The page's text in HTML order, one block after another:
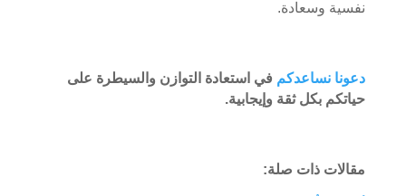
نفسية وسعادة.
دعونا نساعدكم في استعادة التوازن والسيطرة على
حياتكم بكل ثقة وإيجابية.
مقالات ذات صلة: